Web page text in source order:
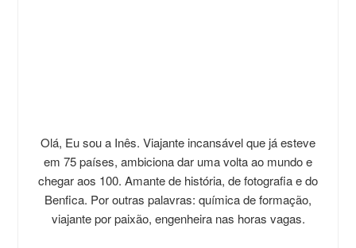
Olá, Eu sou a Inês. Viajante incansável que já esteve
em 75 países, ambiciona dar uma volta ao mundo e
chegar aos 100. Amante de história, de fotografia e do
Benfica. Por outras palavras: química de formação,
viajante por paixão, engenheira nas horas vagas.